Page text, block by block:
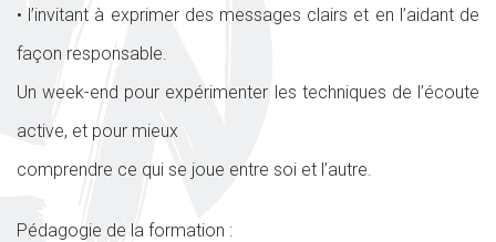
• l’invitant à exprimer des messages clairs et en l’aidant de
façon responsable.
Un week-end pour expérimenter les techniques de l’écoute
active, et pour mieux
comprendre ce qui se joue entre soi et l’autre.
Pédagogie de la formation :